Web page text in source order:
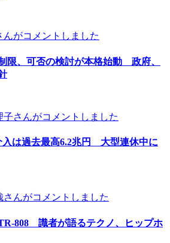
んがコメントしました
限、可否の検討が本格始動 政府、
子さんがコメントしました
入は過去最高6.2兆円 大型連休中に
さんがコメントしました
808 識者が語るテクノ、ヒップホ